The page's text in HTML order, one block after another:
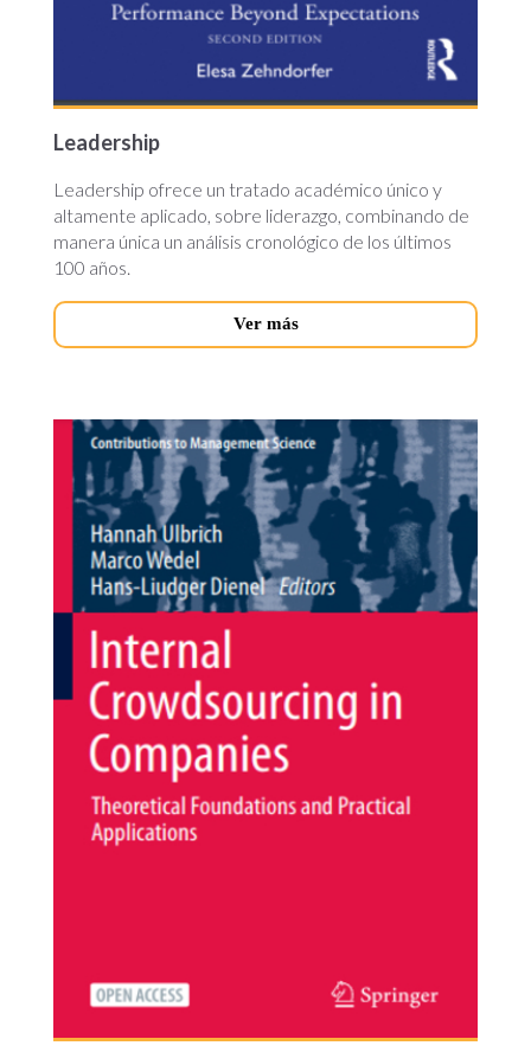
Leadership
Leadership ofrece un tratado académico único y
altamente aplicado, sobre liderazgo, combinando de
manera única un análisis cronológico de los últimos
100 años.
Ver más
internal-
crowdsourcing.jpg